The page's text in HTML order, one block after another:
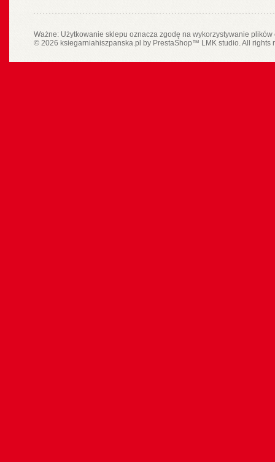
Ważne: Użytkowanie sklepu oznacza zgodę na wykorzystywanie
© 2026 ksiegarniahiszpanska.pl by PrestaShop™ LMK studio. All rights